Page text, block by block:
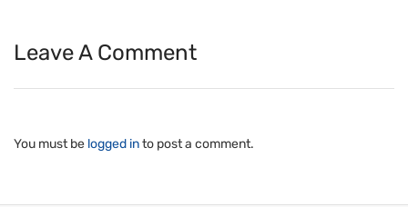
Leave A Comment
You must be logged into post a comment.